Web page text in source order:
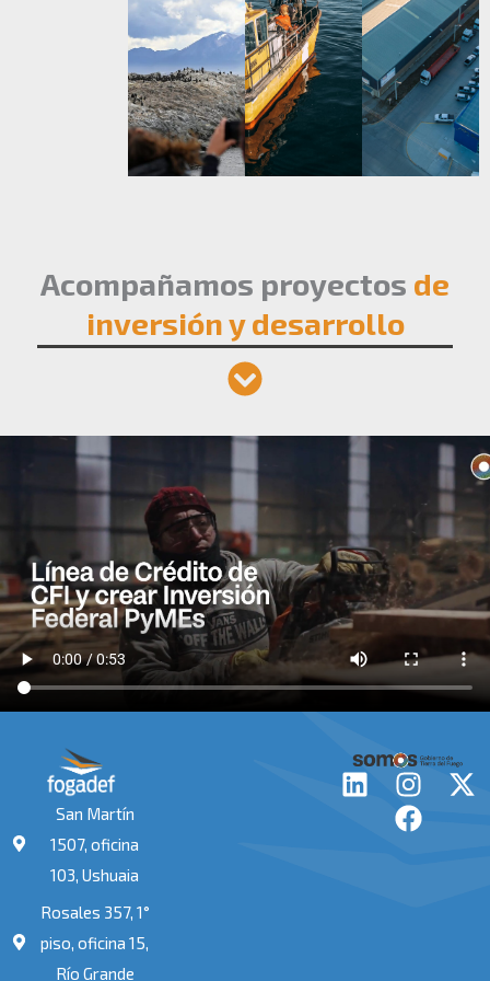
Acompañamos proyectos de
inversión y desarrollo
San Martín
1507, oficina
103, Ushuaia
Rosales 357, 1°
piso, oficina 15,
Río Grande
L
I
n
s
X
F
a
c